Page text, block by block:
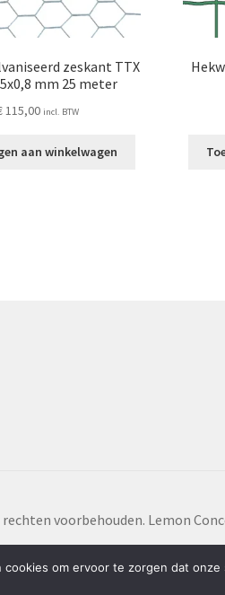
zeskant TTX
mm 25 meter
115,00 incl. BTW
aan winkelwagen
voorbehouden. Lemon
cookies om ervoor te zorgen dat